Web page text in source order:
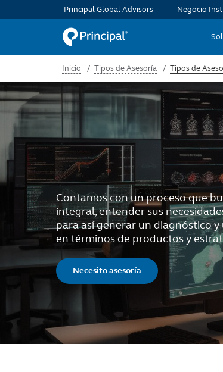
principal
Menu
TOP
Principal Global Advisors Negocio
Inicio Tipos de Asesoría Tipos de
Contamos con un proceso que
integral, entender sus
para así generar un diagnóstico
en términos de productos y
Necesito asesoría